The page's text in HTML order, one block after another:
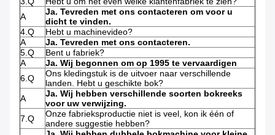
A
Ja. Tevreden met ons contacteren om voor u
dicht te vinden.
4.Q
Hebt u machinevideo?
A
Ja. Tevreden met ons contacteren.
5.Q
Bent u fabriek?
A
Ja. Wij begonnen om op 1995 te vervaardigen
6.Q
Ons kledingstuk is de uitvoer naar verschillende
landen. Hebt u geschikte bok?
A
Ja. Wij hebben verschillende soorten bokreeks
voor uw verwijzing.
7.Q
Onze fabrieksproductie niet is veel, kon ik één of
andere suggestie hebben?